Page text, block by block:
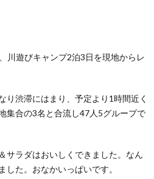
川遊びキャンプ2泊3日を現地からレ
り渋滞にはまり、予定より1時間近く
集合の3名と合流し47人5グループで
サラダはおいしくできました。なん
した。おなかいっぱいです。